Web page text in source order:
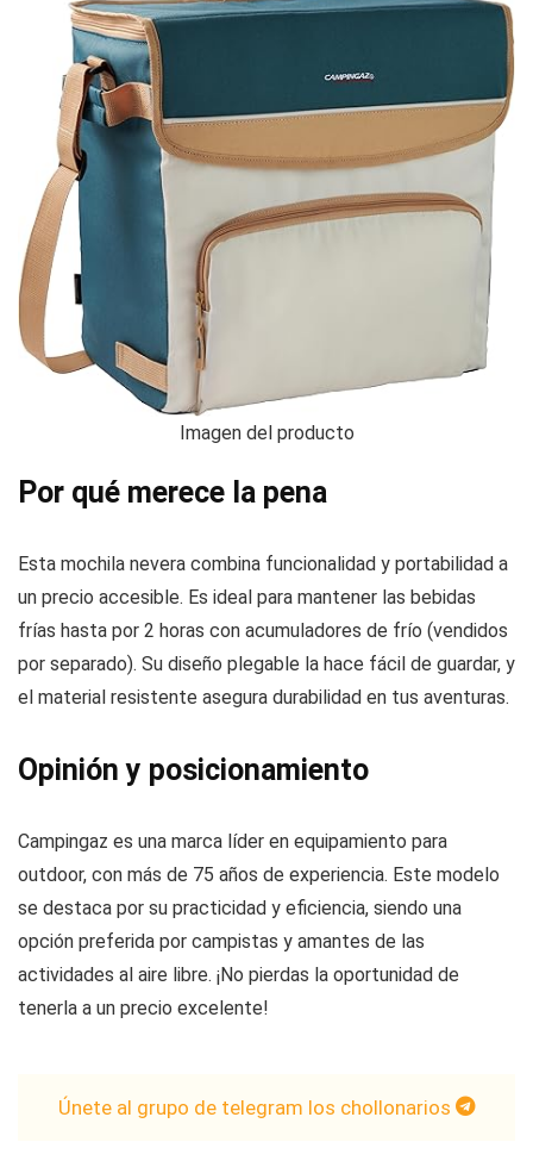
Imagen del producto
Por qué merece la pena
Esta mochila nevera combina funcionalidad y portabilidad a
un precio accesible. Es ideal para mantener las bebidas
frías hasta por 2 horas con acumuladores de frío (vendidos
por separado). Su diseño plegable la hace fácil de guardar, y
el material resistente asegura durabilidad en tus aventuras.
Opinión y posicionamiento
Campingaz es una marca líder en equipamiento para
outdoor, con más de 75 años de experiencia. Este modelo
se destaca por su practicidad y eficiencia, siendo una
opción preferida por campistas y amantes de las
actividades al aire libre. ¡No pierdas la oportunidad de
tenerla a un precio excelente!
Únete al grupo de telegram los chollonarios